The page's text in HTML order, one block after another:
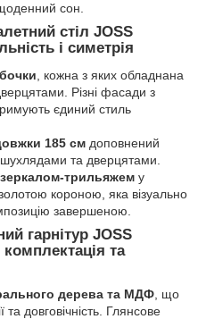
сон.
стіл JOSS
і симетрія
, кожна з яких обладнана
Різні фасади з
єдиний стиль
185 см доповнений
та дверцятами.
трильяжем у
короною, яка візуально
завершеною.
гарнітур JOSS
та
дерева та МДФ , що
та довговічність. Глянсове